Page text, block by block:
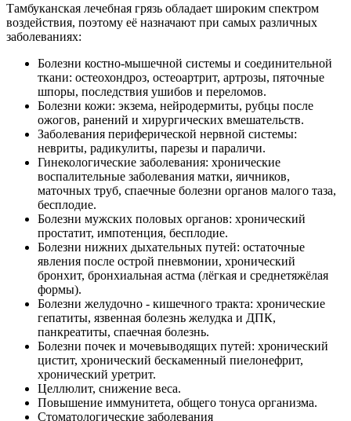
Тамбуканская лечебная грязь обладает широким спектром
воздействия, поэтому её назначают при самых различных
заболеваниях:
Болезни костно-мышечной системы и соединительной
ткани: остеохондроз, остеоартрит, артрозы, пяточные
шпоры, последствия ушибов и переломов.
Болезни кожи: экзема, нейродермиты, рубцы после
ожогов, ранений и хирургических вмешательств.
Заболевания периферической нервной системы:
невриты, радикулиты, парезы и параличи.
Гинекологические заболевания: хронические
воспалительные заболевания матки, яичников,
маточных труб, спаечные болезни органов малого таза,
бесплодие.
Болезни мужских половых органов: хронический
простатит, импотенция, бесплодие.
Болезни нижних дыхательных путей: остаточные
явления после острой пневмонии, хронический
бронхит, бронхиальная астма (лёгкая и среднетяжёлая
формы).
Болезни желудочно - кишечного тракта: хронические
гепатиты, язвенная болезнь желудка и ДПК,
панкреатиты, спаечная болезнь.
Болезни почек и мочевыводящих путей: хронический
цистит, хронический бескаменный пиелонефрит,
хронический уретрит.
Целлюлит, снижение веса.
Повышение иммунитета, общего тонуса организма.
Стоматологические заболевания